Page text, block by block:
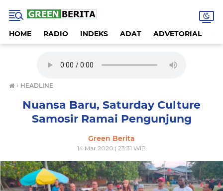
HOME RADIO INDEKS ADAT ADVETORIAL
› HEADLINE
Nuansa Baru, Saturday Culture
Samosir Ramai Pengunjung
Green Berita
14 Mar 2020 | 23:31 WIB